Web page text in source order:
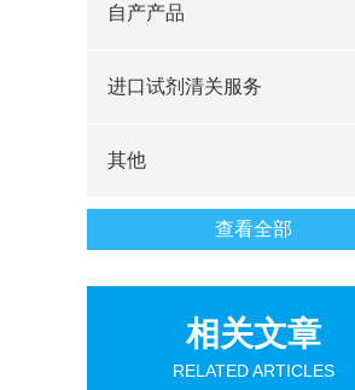
自产产品
进口试剂清关服务
其他
查看全部
相关文章
RELATED ARTICLES